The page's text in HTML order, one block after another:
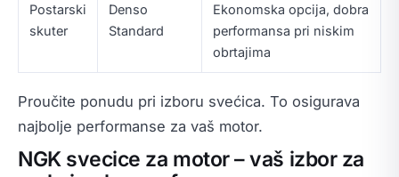
Postarski
skuter
Denso
Standard
Ekonomska opcija, dobra
performansa pri niskim
obrtajima
Proučite ponudu pri izboru svećica. To osigurava
najbolje performanse za vaš motor.
NGK svecice za motor – vaš izbor za